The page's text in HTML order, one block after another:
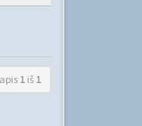
1 iš 1